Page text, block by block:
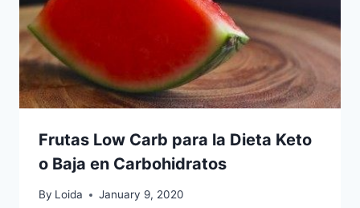
Frutas Low Carb para la Dieta Keto
o Baja en Carbohidratos
By Loida January 9, 2020